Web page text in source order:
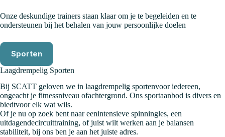
Onze deskundige trainers staan klaar om je te begeleiden en te
ondersteunen bij het behalen van jouw persoonlijke doelen
Sporten
Laagdrempelig Sporten
Bij SCATT geloven we in laagdrempelig sportenvoor iedereen,
ongeacht je fitnessniveau ofachtergrond. Ons sportaanbod is divers en
biedtvoor elk wat wils.
Of je nu op zoek bent naar eenintensieve spinningles, een
uitdagendecircuittraining, of juist wilt werken aan je balansen
stabiliteit, bij ons ben je aan het juiste adres.